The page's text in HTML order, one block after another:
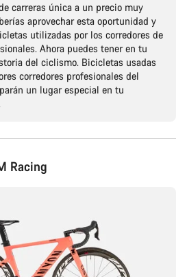
carreras única a un precio muy
aprovechar esta oportunidad y
utilizadas por los corredores de
Ahora puedes tener en tu
del ciclismo. Bicicletas usadas
corredores profesionales del
un lugar especial en tu
Racing